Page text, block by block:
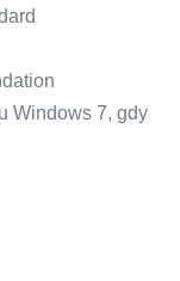
Windows 7, gdy